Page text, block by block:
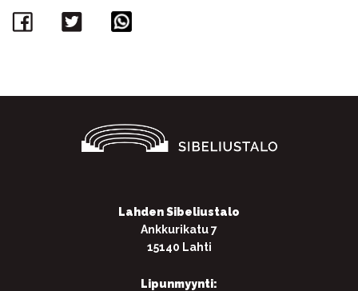
Facebook
Twitter
Lahden Sibeliustalo
Ankkurikatu 7
15140 Lahti
Lipunmyynti: